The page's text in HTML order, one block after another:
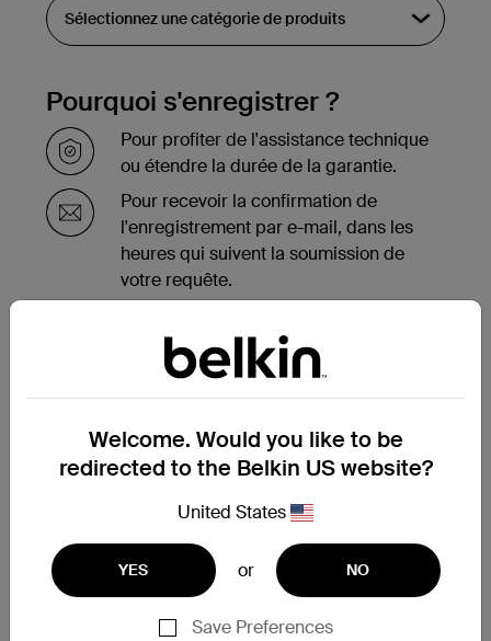
Pourquoi s'enregistrer ?
Pour profiter de l'assistance technique
ou étendre la durée de la garantie.
Pour recevoir la confirmation de
l'enregistrement par e-mail, dans les
heures qui suivent la soumission de
votre requête.
enregistrés en bas de votre page de
compte.
Vous avez besoin de
remplacer un produit sous
garantie ?
Complétez ici le formulaire de demande
d'échange de produit sous garantie. Notre
équipe vous contactera aussitôt.
Welcome. Would you like to be
redirected to the Belkin US website?
United States
YES or NO
Save Preferences